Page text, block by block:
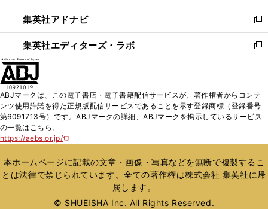
開
く
ウ
で
開
く
ン
ド
ウ
で
ウ
ィ
ン
ド
く
集英社アドナビ
新
し
い
ド
ウ
で
集英社エディターズ・ラボ
新
ィ
ン
ド
開
く
ABJマークは、この電子書店・電子書籍配信サービスが、著作権者からコンテ
ンツ使用許諾を得た正規版配信サービスであることを示す登録商標（登録番号
第6091713号）です。ABJマークの詳細、ABJマークを掲示しているサービス
の一覧はこちら。
https://aebs.or.jp/
新
い
ウ
ィ
ウ
本ホームページに記載の文章・画像・写真などを無断で複製するこ
とは法律で禁じられています。全ての著作権は株式会社 集英社に帰
属します。
© SHUEISHA Inc. All Rights Reserved.